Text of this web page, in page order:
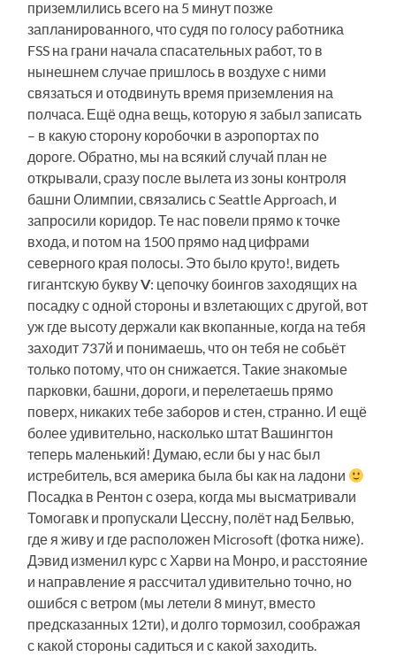
приземлились всего на 5 минут позже
запланированного, что судя по голосу работника
FSS на грани начала спасательных работ, то в
нынешнем случае пришлось в воздухе с ними
связаться и отодвинуть время приземления на
полчаса. Ещё одна вещь, которую я забыл записать
– в какую сторону коробочки в аэропортах по
дороге. Обратно, мы на всякий случай план не
открывали, сразу после вылета из зоны контроля
башни Олимпии, связались с Seattle Approach, и
запросили коридор. Те нас повели прямо к точке
входа, и потом на 1500 прямо над цифрами
северного края полосы. Это было круто!, видеть
гигантскую буквуV: цепочку боингов заходящих на
посадку с одной стороны и взлетающих с другой, вот
уж где высоту держали как вкопанные, когда на тебя
заходит 737й и понимаешь, что он тебя не собьёт
только потому, что он снижается. Такие знакомые
парковки, башни, дороги, и перелетаешь прямо
поверх, никаких тебе заборов и стен, странно. И ещё
более удивительно, насколько штат Вашингтон
теперь маленький! Думаю, если бы у нас был
истребитель, вся америка была бы как на ладони
Посадка в Рентон с озера, когда мы высматривали
Томогавк и пропускали Цессну, полёт над Белвью,
где я живу и где расположен Microsoft (фотка ниже).
Дэвид изменил курс с Харви на Монро, и расстояние
и направление я рассчитал удивительно точно, но
ошибся с ветром (мы летели 8 минут, вместо
предсказанных 12ти), и долго тормозил, соображая
с какой стороны садиться и с какой заходить.